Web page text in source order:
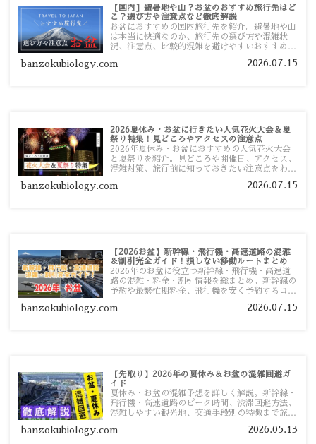
【国内】避暑地や山？お盆のおすすめ旅行先はど
こ？選び方や注意点など徹底解説
お盆におすすめの国内旅行先を紹介。避暑地や山
は本当に快適なのか、旅行先の選び方や混雑状
況、注意点、比較的混雑を避けやすいおすすめス
す。
banzokubiology.com 2026.07.15
2026夏休み・お盆に行きたい人気花火大会＆夏
祭り特集！見どころやアクセスの注意点
2026年夏休み・お盆におすすめの人気花火大会
と夏祭りを紹介。見どころや開催日、アクセス、
混雑対策、旅行前に知っておきたい注意点をわか
banzokubiology.com 2026.07.15
【2026お盆】新幹線・飛行機・高速道路の混雑
＆割引完全ガイド！損しない移動ルートまとめ
2026年のお盆に役立つ新幹線・飛行機・高速道
路の混雑・料金・割引情報を総まとめ。新幹線の
予約や最繁忙期料金、飛行機を安く予約するコ
い移動方法を分かりやすく解説します。
banzokubiology.com 2026.07.15
【先取り】2026年の夏休み＆お盆の混雑回避ガ
イド
夏休み・お盆の混雑予想を詳しく解説。新幹線・
飛行機・高速道路のピーク時間、渋滞回避方法、
混雑しやすい観光地、交通手段別の特徴まで旅行
banzokubiology.com 2026.05.13